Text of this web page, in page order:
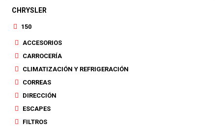
CHRYSLER
150
ACCESORIOS
CARROCERÍA
CLIMATIZACIÓN Y REFRIGERACIÓN
CORREAS
DIRECCIÓN
ESCAPES
FILTROS